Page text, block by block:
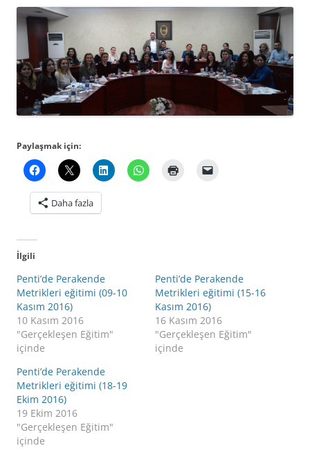
Paylaşmak için:
Daha fazla
İlgili
Penti’de Perakende
Metrikleri eğitimi (09-10
Kasım 2016)
10 Kasım 2016
"Gerçekleşen Eğitim"
içinde
Penti’de Perakende
Metrikleri eğitimi (15-16
Kasım 2016)
16 Kasım 2016
"Gerçekleşen Eğitim"
içinde
Penti’de Perakende
Metrikleri eğitimi (18-19
Ekim 2016)
19 Ekim 2016
"Gerçekleşen Eğitim"
içinde